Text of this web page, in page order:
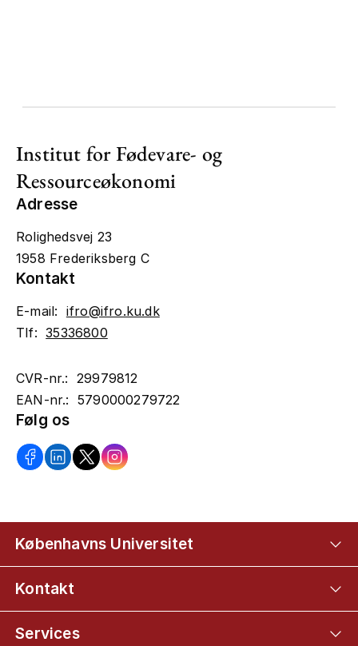
Institut for Fødevare- og
Ressourceøkonomi
Adresse
Rolighedsvej 23
1958 Frederiksberg C
Kontakt
E-mail: ifro@ifro.ku.dk
Tlf:35336800
CVR-nr.: 29979812
EAN-nr.: 5790000279722
Følg os
Københavns Universitet
Kontakt
Services